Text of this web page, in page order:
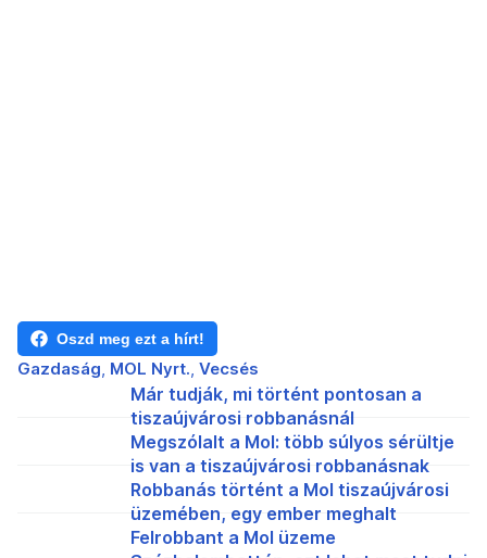
Oszd meg ezt a hírt!
Gazdaság MOL Nyrt. Vecsés
Már tudják, mi történt pontosan a
tiszaújvárosi robbanásnál
Megszólalt a Mol: több súlyos sérültje
is van a tiszaújvárosi robbanásnak
Robbanás történt a Mol tiszaújvárosi
üzemében, egy ember meghalt
Felrobbant a Mol üzeme